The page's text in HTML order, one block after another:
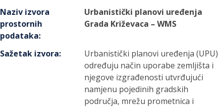
Naziv izvora
prostornih
podataka:
Urbanistički planovi uređenja
Grada Križevaca – WMS
Sažetak izvora:
Urbanistički planovi uređenja (UPU)
određuju način uporabe zemljišta i
njegove izgrađenosti utvrđujući
namjenu pojedinih gradskih
područja, mrežu prometnica i